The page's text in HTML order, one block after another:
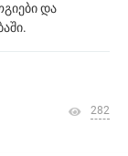
და
282